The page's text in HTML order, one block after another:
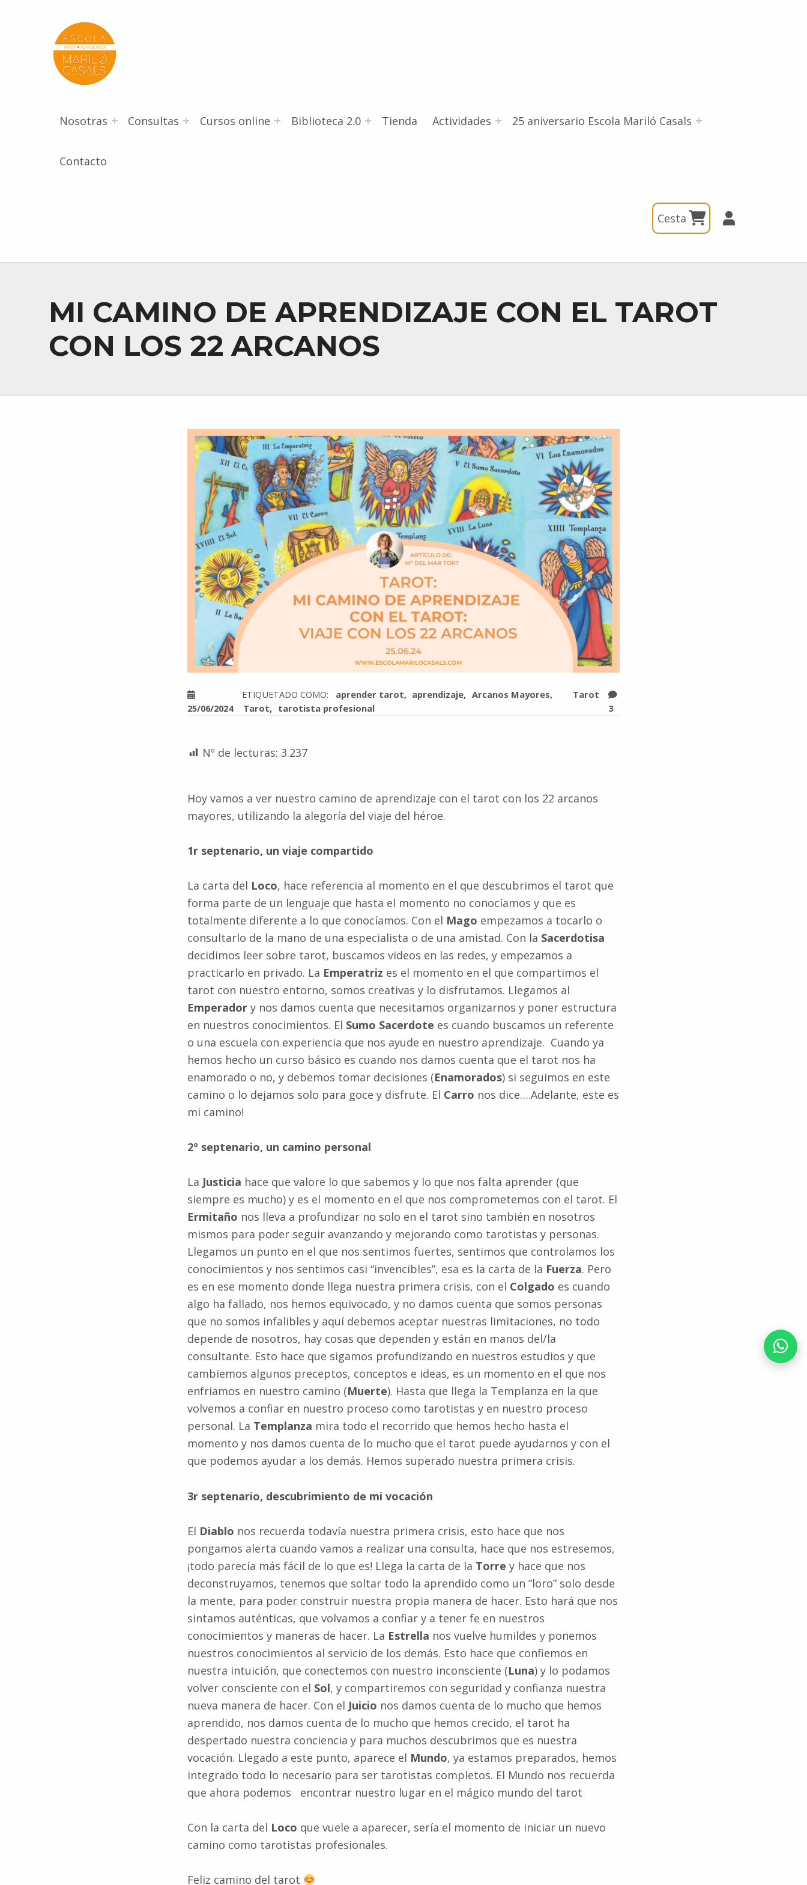
Nosotras Consultas Cursos online Biblioteca 2.0 Tienda Actividades 25 aniversario Escola Mariló Casals
Contacto
Cesta
MI CAMINO DE APRENDIZAJE CON EL TAROT
CON LOS 22 ARCANOS
25/06/2024 3
Tarot
ETIQUETADO COMO: aprender tarot aprendizaje
Arcanos Mayores
Tarot
tarotista profesional
Nº de lecturas: 3.237
Hoy vamos a ver nuestro camino de aprendizaje con el tarot con los 22 arcanos
mayores, utilizando la alegoría del viaje del héroe.
1r septenario, un viaje compartido
La carta del Loco, hace referencia al momento en el que descubrimos el tarot que
forma parte de un lenguaje que hasta el momento no conocíamos y que es
totalmente diferente a lo que conocíamos. Con el Mago empezamos a tocarlo o
consultarlo de la mano de una especialista o de una amistad. Con la Sacerdotisa
decidimos leer sobre tarot, buscamos videos en las redes, y empezamos a
practicarlo en privado. La Emperatriz es el momento en el que compartimos el
tarot con nuestro entorno, somos creativas y lo disfrutamos. Llegamos al
Emperador y nos damos cuenta que necesitamos organizarnos y poner estructura
en nuestros conocimientos. El Sumo Sacerdote es cuando buscamos un referente
o una escuela con experiencia que nos ayude en nuestro aprendizaje. Cuando ya
hemos hecho un curso básico es cuando nos damos cuenta que el tarot nos ha
enamorado o no, y debemos tomar decisiones (Enamorados) si seguimos en este
camino o lo dejamos solo para goce y disfrute. El Carro nos dice….Adelante, este es
mi camino!
2º septenario, un camino personal
La Justicia hace que valore lo que sabemos y lo que nos falta aprender (que
siempre es mucho) y es el momento en el que nos comprometemos con el tarot. El
Ermitaño nos lleva a profundizar no solo en el tarot sino también en nosotros
mismos para poder seguir avanzando y mejorando como tarotistas y personas.
Llegamos un punto en el que nos sentimos fuertes, sentimos que controlamos los
conocimientos y nos sentimos casi “invencibles”, esa es la carta de la Fuerza. Pero
es en ese momento donde llega nuestra primera crisis, con el Colgado es cuando
algo ha fallado, nos hemos equivocado, y no damos cuenta que somos personas
que no somos infalibles y aquí debemos aceptar nuestras limitaciones, no todo
depende de nosotros, hay cosas que dependen y están en manos del/la
consultante. Esto hace que sigamos profundizando en nuestros estudios y que
cambiemos algunos preceptos, conceptos e ideas, es un momento en el que nos
enfriamos en nuestro camino (Muerte). Hasta que llega la Templanza en la que
volvemos a confiar en nuestro proceso como tarotistas y en nuestro proceso
personal. La Templanza mira todo el recorrido que hemos hecho hasta el
momento y nos damos cuenta de lo mucho que el tarot puede ayudarnos y con el
que podemos ayudar a los demás. Hemos superado nuestra primera crisis.
3r septenario, descubrimiento de mi vocación
El Diablo nos recuerda todavía nuestra primera crisis, esto hace que nos
pongamos alerta cuando vamos a realizar una consulta, hace que nos estresemos,
¡todo parecía más fácil de lo que es! Llega la carta de la Torre y hace que nos
deconstruyamos, tenemos que soltar todo la aprendido como un “loro” solo desde
la mente, para poder construir nuestra propia manera de hacer. Esto hará que nos
sintamos auténticas, que volvamos a confiar y a tener fe en nuestros
conocimientos y maneras de hacer. La Estrella nos vuelve humildes y ponemos
nuestros conocimientos al servicio de los demás. Esto hace que confiemos en
nuestra intuición, que conectemos con nuestro inconsciente (Luna) y lo podamos
volver consciente con el Sol, y compartiremos con seguridad y confianza nuestra
nueva manera de hacer. Con el Juicio nos damos cuenta de lo mucho que hemos
aprendido, nos damos cuenta de lo mucho que hemos crecido, el tarot ha
despertado nuestra conciencia y para muchos descubrimos que es nuestra
vocación. Llegado a este punto, aparece el Mundo, ya estamos preparados, hemos
integrado todo lo necesario para ser tarotistas completos. El Mundo nos recuerda
que ahora podemos encontrar nuestro lugar en el mágico mundo del tarot
Con la carta del Loco que vuele a aparecer, sería el momento de iniciar un nuevo
camino como tarotistas profesionales.
Feliz camino del tarot